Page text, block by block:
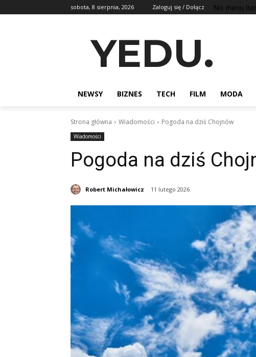
sobota, 8 sierpnia, 2026 Zaloguj się / Dołącz No menu
YEDU.
NEWSY BIZNES TECH FILM MODA
Strona główna Wiadomości Pogoda na dziś Chojnów
Wiadomości
Pogoda na dziś
Robert Michałowicz 11 lutego 2026